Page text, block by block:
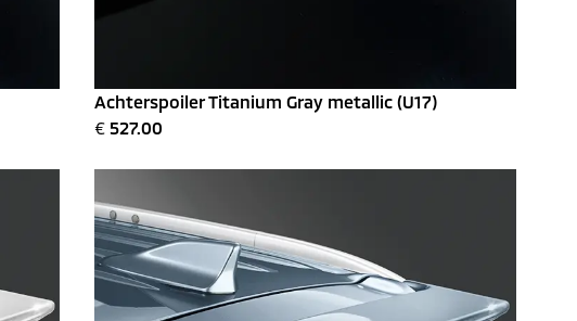
Achterspoiler Titanium Gray metallic (U17)
€ 527.00